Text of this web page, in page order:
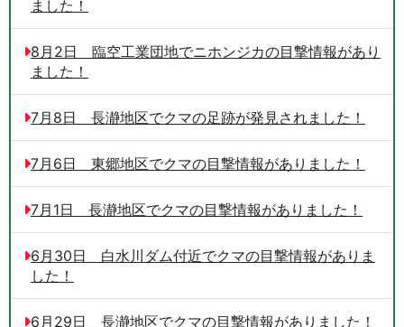
ました！
8月2日 臨空工業団地でニホンジカの目撃情報があり
ました！
7月8日 長瀞地区でクマの足跡が発見されました！
7月6日 東郷地区でクマの目撃情報がありました！
7月1日 長瀞地区でクマの目撃情報がありました！
6月30日 白水川ダム付近でクマの目撃情報がありま
した！
6月29日 長瀞地区でクマの目撃情報がありました！